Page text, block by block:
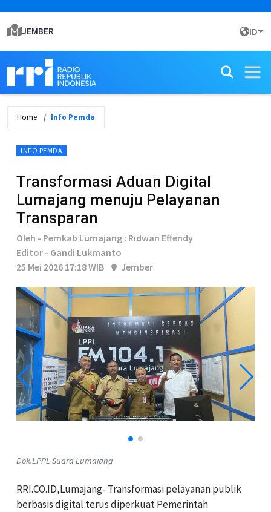
JEMBER ID
Home Info Pemda
INFO PEMDA
Transformasi Aduan Digital
Lumajang menuju Pelayanan
Transparan
Oleh - Pemkab Lumajang : Ridwan Effendy
Editor - Gandi Lukmanto
25 Mei 2026 17:18 WIB
Jember
Dok.LPPL Suara Lumajang
RRI.CO.ID,Lumajang- Transformasi pelayanan publik
berbasis digital terus diperkuat Pemerintah